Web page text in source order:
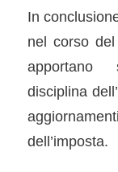
In
nel corso
apportano
disciplina
dell’imposta.